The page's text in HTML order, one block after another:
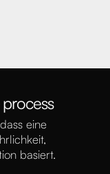
eine
basiert.